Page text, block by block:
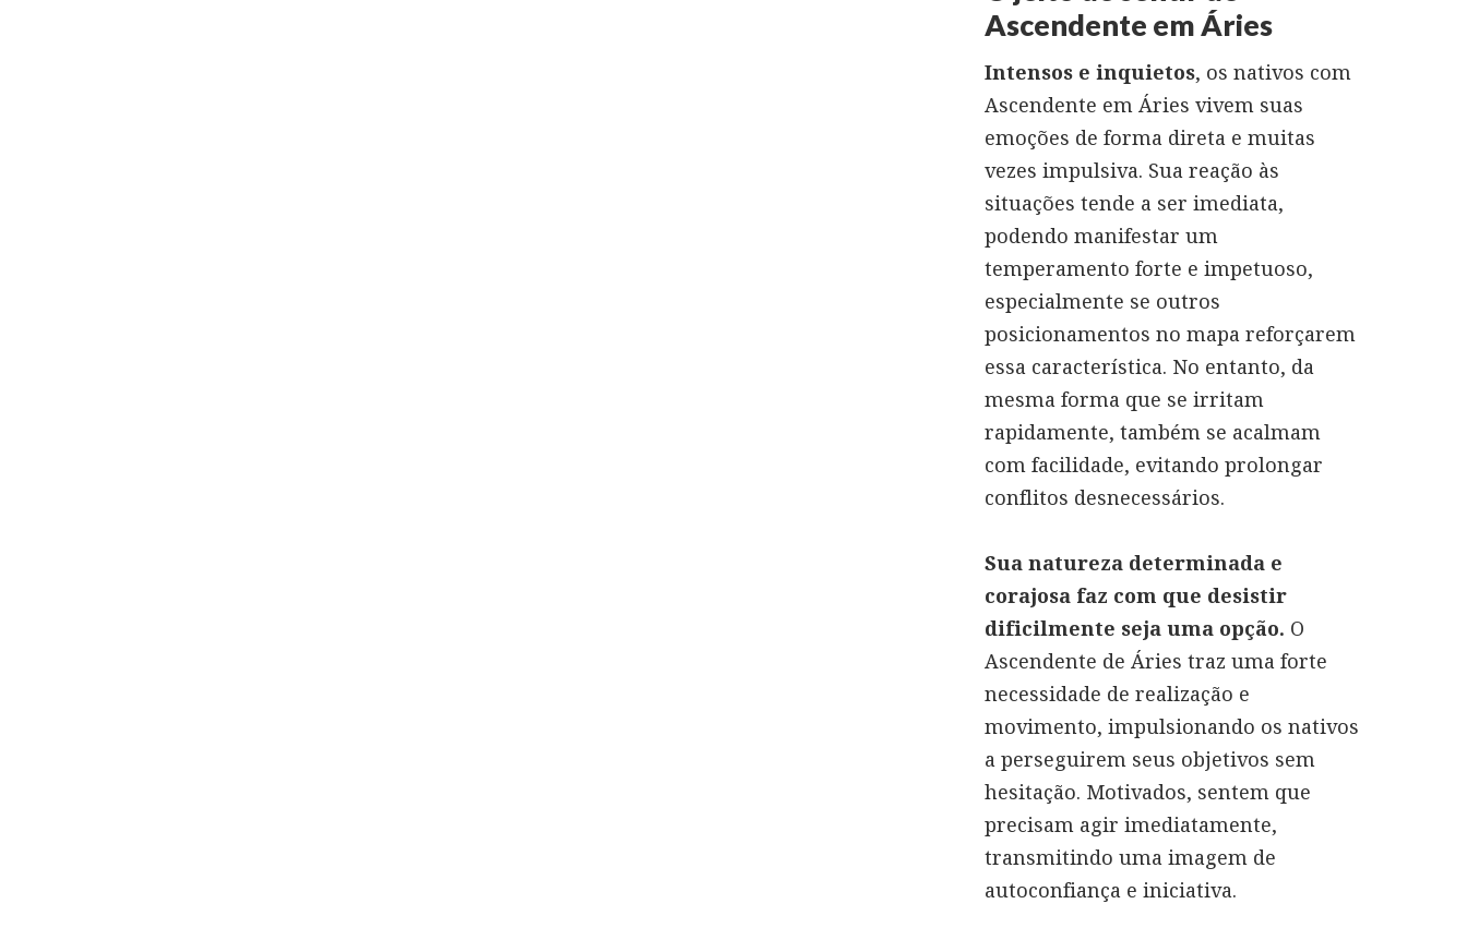
Ascendente em Áries
Intensos e inquietos, os nativos com
Ascendente em Áries vivem suas
emoções de forma direta e muitas
vezes impulsiva. Sua reação às
situações tende a ser imediata,
podendo manifestar um
temperamento forte e impetuoso,
especialmente se outros
posicionamentos no mapa reforçarem
essa característica. No entanto, da
mesma forma que se irritam
rapidamente, também se acalmam
com facilidade, evitando prolongar
conflitos desnecessários.
Sua natureza determinada e
corajosa faz com que desistir
dificilmente seja uma opção. O
Ascendente de Áries traz uma forte
necessidade de realização e
movimento, impulsionando os nativos
a perseguirem seus objetivos sem
hesitação. Motivados, sentem que
precisam agir imediatamente,
transmitindo uma imagem de
autoconfiança e iniciativa.